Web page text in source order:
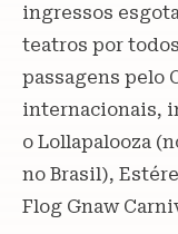
ingressos
teatros por
passagens pelo
internacionais,
o Lollapalooza
no Brasil),
Flog Gnaw